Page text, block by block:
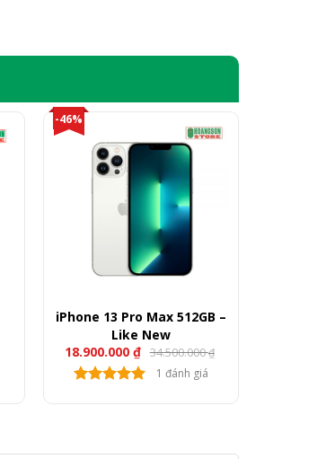
-46%
iPhone 13 Pro Max 512GB –
Like New
18.900.000 ₫ 34.500.000₫
1 đánh giá